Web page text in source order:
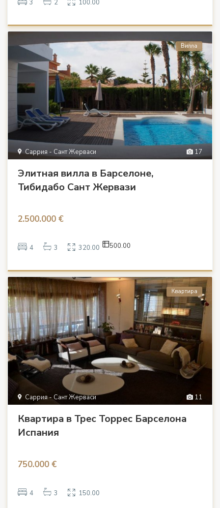
3 2 100.00
17
Саррия - Сант Жерваси
Вилла
Элитная вилла в Барселоне,
Тибидабо Сант Жервази
2.500.000 €
4 3 320.00 500.00
11
Саррия - Сант Жерваси
Квартира
Квартира в Трес Торрес Барселона
Испания
750.000 €
4 3 150.00